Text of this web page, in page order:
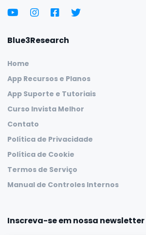
Blue3Research
Home
App Recursos e Planos
App Suporte e Tutoriais
Curso Invista Melhor
Contato
Política de Privacidade
Política de Cookie
Termos de Serviço
Manual de Controles Internos
Inscreva-se em nossa newsletter